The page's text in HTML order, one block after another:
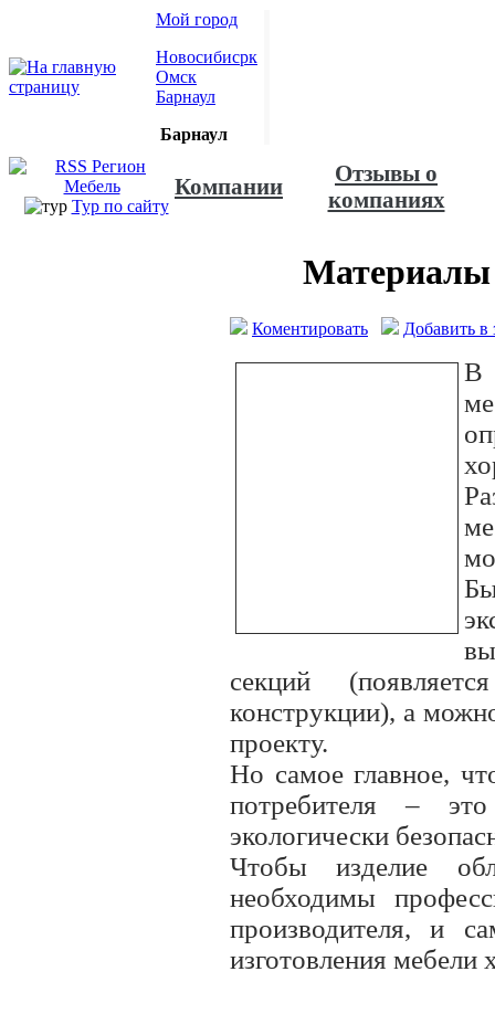
Мой город
Новосибисрк
Омск
Барнаул
Барнаул
Тур по сайту
Компании
Отзывы о
компаниях
Материалы
Коментировать Добавить в
В
секций
конструкции), а
проекту.
Но самое главное,
потребителя –
экологически
Чтобы изделие
необходимы
производителя, и
изготовления